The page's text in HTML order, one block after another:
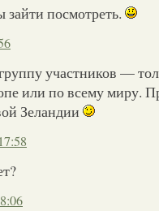
посмотреть.
участников —
или по всему миру.
Зеландии
17:58